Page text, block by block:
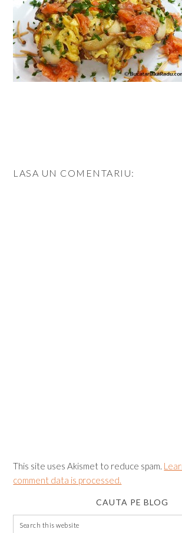
LASA UN COMENTARIU:
This site uses Akismet to reduce spam.
comment data is processed.
CAUTA PE BLOG